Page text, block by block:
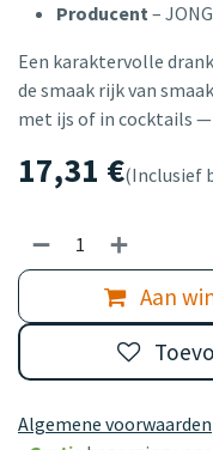
Producent–
Een karaktervolle
de smaak rijk van
met ijs of in cocktails
17,31 €(Inclusief
Aan
Algemene voorwaarden